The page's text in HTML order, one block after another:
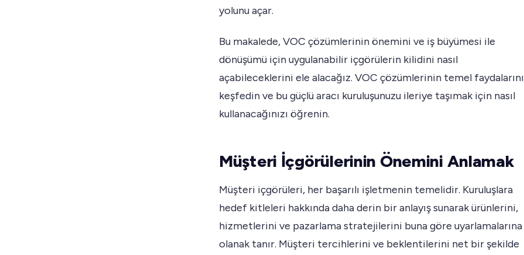
yolunu açar.
Bu makalede, VOC çözümlerinin önemini ve iş büyümesi ile
dönüşümü için uygulanabilir içgörülerin kilidini nasıl
açabileceklerini ele alacağız. VOC çözümlerinin temel faydalarını
keşfedin ve bu güçlü aracı kuruluşunuzu ileriye taşımak için nasıl
kullanacağınızı öğrenin.
Müşteri İçgörülerinin Önemini Anlamak
Müşteri içgörüleri, her başarılı işletmenin temelidir. Kuruluşlara
hedef kitleleri hakkında daha derin bir anlayış sunarak ürünlerini,
hizmetlerini ve pazarlama stratejilerini buna göre uyarlamalarına
olanak tanır. Müşteri tercihlerini ve beklentilerini net bir şekilde